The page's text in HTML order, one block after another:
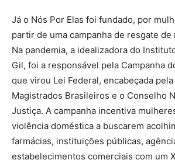
Já o Nós Por Elas foi fundado, por
partir de uma campanha de resgate de
Na pandemia, a idealizadora do
Gil, foi a responsável pela Campanha
que virou Lei Federal, encabeçada
Magistrados Brasileiros e o Conselho
Justiça. A campanha incentiva
violência doméstica a buscarem
farmácias, instituições públicas,
estabelecimentos comerciais com um